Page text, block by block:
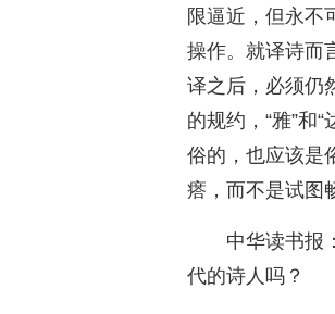
限逼近，但永不
操作。就译诗而
译之后，必须仍
的规约，“雅”和
俗的，也应该是
瘩，而不是试图
中华读书报
代的诗人吗？